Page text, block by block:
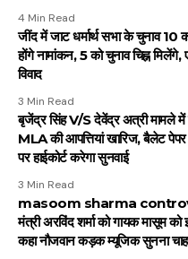
4 Min Read
जींद में जाट धर्मार्थ सभा के चुनाव
होंगे नामांकन, 5 को चुनाव चिह्न
विवाद
3 Min Read
बृजेंद्र सिंह V/S देवेंद्र अत्री मामले
MLA की आपत्तियां खारिज, बैलेट
पर हाईकोर्ट करेगा सुनवाई
3 Min Read
masoom sharma
मंत्री अरविंद शर्मा को गायक मासूम
कहा नौजवान कड़क म्यूजिक सुनना